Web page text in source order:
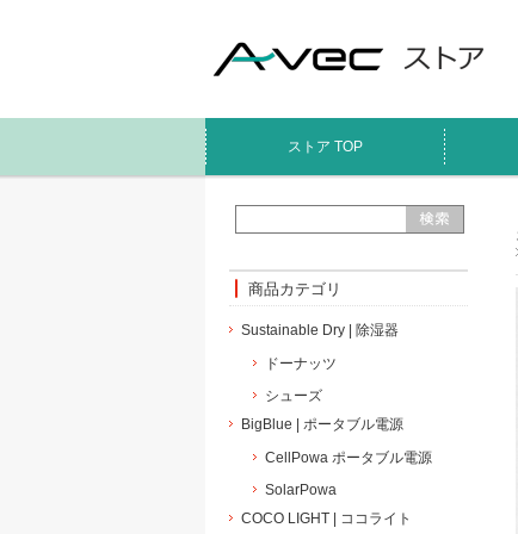
ストア TOP
商品カテゴリ
Sustainable Dry | 除湿器
ドーナッツ
シューズ
BigBlue | ポータブル電源
CellPowa ポータブル電源
SolarPowa
COCO LIGHT | ココライト